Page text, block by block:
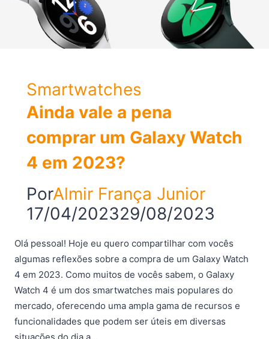
Smartwatches
Ainda vale a pena
comprar um Galaxy Watch
4 em 2023?
PorAlmir França Junior
17/04/202329/08/2023
Olá pessoal! Hoje eu quero compartilhar com vocês
algumas reflexões sobre a compra de um Galaxy Watch
4 em 2023. Como muitos de vocês sabem, o Galaxy
Watch 4 é um dos smartwatches mais populares do
mercado, oferecendo uma ampla gama de recursos e
funcionalidades que podem ser úteis em diversas
situações do dia a…